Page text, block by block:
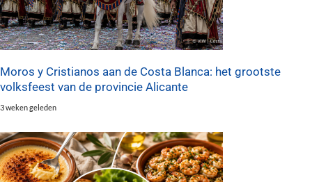
Moros y Cristianos aan de Costa Blanca: het grootste
volksfeest van de provincie Alicante
3 weken geleden